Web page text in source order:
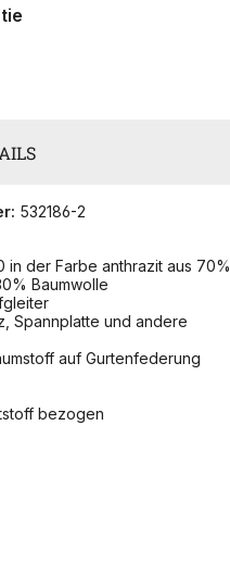
532186-2
in der Farbe anthrazit aus 70%
Baumwolle
Spannplatte und andere
auf Gurtenfederung
bezogen